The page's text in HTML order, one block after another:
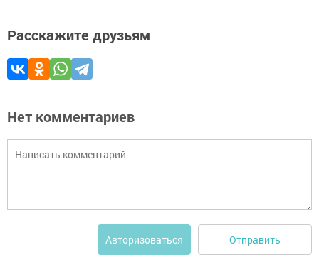
Расскажите друзьям
Нет комментариев
Авторизоваться Отправить